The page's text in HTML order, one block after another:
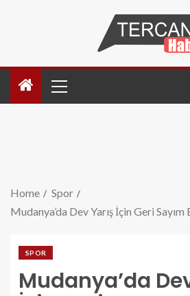
Home
Spor
Mudanya’da Dev Yarış İçin Geri Sayım
SPOR
Mudanya’da